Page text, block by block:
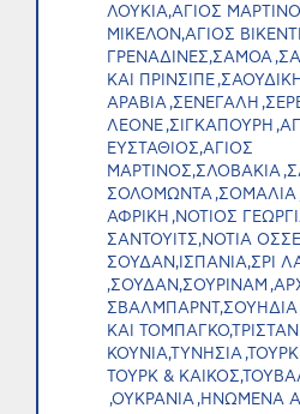
ΛΟΥΚΙΑ,ΑΓΙΟΣ
ΜΙΚΕΛΟΝ,ΑΓΙΟΣ
ΓΡΕΝΑΔΙΝΕΣ,ΣΑΜΟΑ
ΚΑΙ ΠΡΙΝΣΙΠΕ ,ΣΑΟΥΔΙΚΗ
ΑΡΑΒΙΑ ,ΣΕΝΕΓΑΛΗ
ΛΕΟΝΕ ,ΣΙΓΚΑΠΟΥΡΗ
ΕΥΣΤΑΘΙΟΣ,ΑΓΙΟΣ
ΜΑΡΤΙΝΟΣ,ΣΛΟΒΑΚΙΑ
ΣΟΛΟΜΩΝΤΑ ,ΣΟΜΑΛΙΑ
ΑΦΡΙΚΗ ,ΝΟΤΙΟΣ
ΣΑΝΤΟΥΙΤΣ,ΝΟΤΙΑ
ΣΟΥΔΑΝ,ΙΣΠΑΝΙΑ,ΣΡΙ
,ΣΟΥΔΑΝ,ΣΟΥΡΙΝΑΜ
ΣΒΑΛΜΠΑΡΝΤ,ΣΟΥΗΔΙΑ
ΚΑΙ
ΚΟΥΝΙΑ,ΤΥΝΗΣΙΑ
ΤΟΥΡΚ &
,ΟΥΚΡΑΝΙΑ ,ΗΝΩΜΕΝΑ